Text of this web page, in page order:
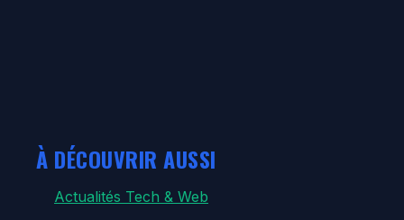
À DÉCOUVRIR AUSSI
Actualités Tech & Web